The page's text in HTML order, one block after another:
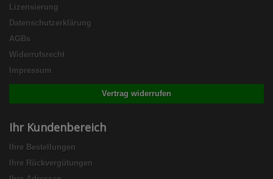
Lizensierung
Datenschutzerklärung
AGBs
Widerrufsrecht
Impressum
Vertrag widerrufen
Ihr Kundenbereich
Ihre Bestellungen
Ihre Rückvergütungen